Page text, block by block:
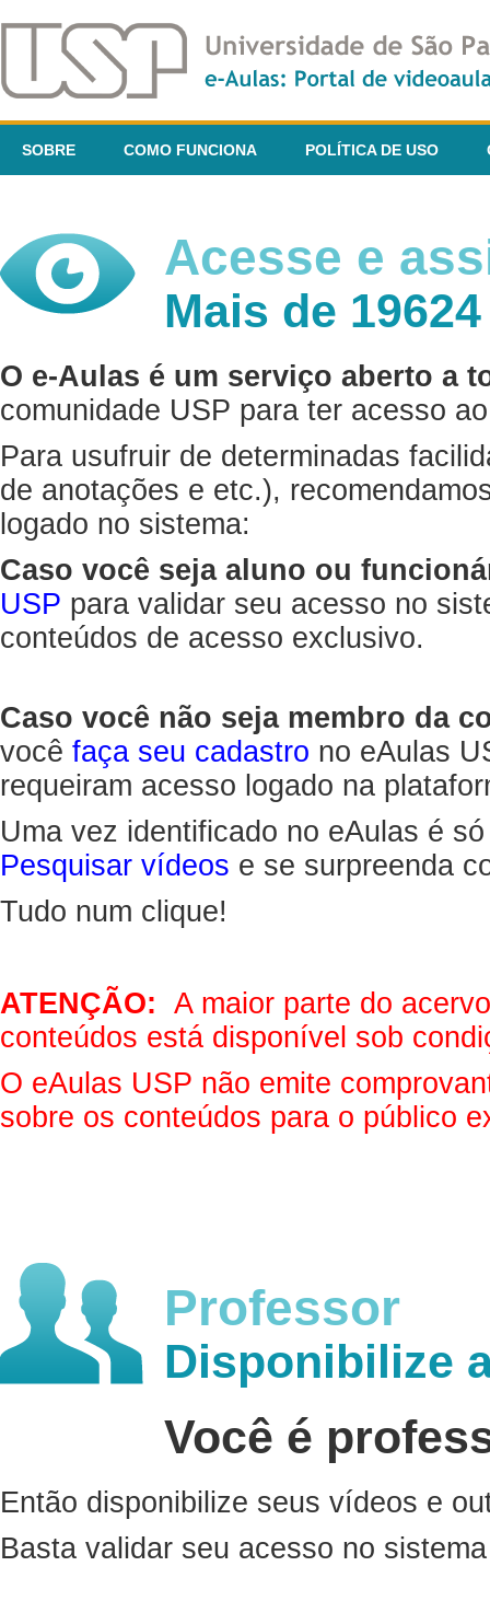
SOBRE COMO FUNCIONA POLÍTICA DE USO
Acesse e
Mais de
O e-Aulas é um serviço aberto a
comunidade USP para ter acesso
Para usufruir de determinadas
de anotações e etc.),
logado no sistema:
Caso você seja aluno ou
USP para validar seu acesso no
conteúdos de acesso exclusivo.
Caso você não seja membro da
você faça seu cadastro no eAulas
requeiram acesso logado na
Uma vez identificado no eAulas é
Pesquisar vídeos e se surpreenda
Tudo num clique!
ATENÇÃO: A maior parte do
conteúdos está disponível sob
O eAulas USP não emite
sobre os conteúdos para o público
Professor
Disponibilize
Você é
Então disponibilize seus vídeos e
Basta validar seu acesso no